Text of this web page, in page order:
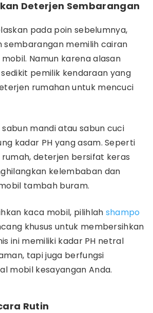
Deterjen Sembarangan
pada poin sebelumnya,
sembarangan memilih cairan
Namun karena alasan
pemilik kendaraan yang
rumahan untuk mencuci
mandi atau sabun cuci
kadar PH yang asam. Seperti
deterjen bersifat keras
kelembaban dan
tambah buram.
kaca mobil, pilihlah shampo
khusus untuk membersihkan
ini memiliki kadar PH netral
tapi juga berfungsi
mobil kesayangan Anda.
Rutin